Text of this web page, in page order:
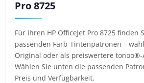
Pro 8725
Für Ihren HP OfficeJet Pro 8725 finden
passenden Farb-Tintenpatronen –
Original oder als preiswertere
Wählen Sie unten die passenden
Preis und Verfügbarkeit.